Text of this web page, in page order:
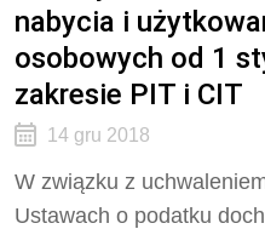
nabycia i
osobowych od 1
zakresie PIT i CIT
14 gru 2018
W związku z
Ustawach o podatku